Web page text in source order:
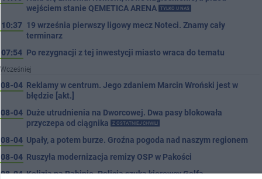
wejściem stanie QEMETICA ARENA
TYLKO U NAS
10:37 19 września pierwszy ligowy mecz Noteci. Znamy cały
terminarz
07:54 Po rezygnacji z tej inwestycji miasto wraca do tematu
Wcześniej
08-04 Reklamy w centrum. Jego zdaniem Marcin Wroński jest w
błędzie [akt.]
08-04 Duże utrudnienia na Dworcowej. Dwa pasy blokowała
przyczepa od ciągnika
Z OSTATNIEJ CHWILI
08-04 Upały, a potem burze. Groźna pogoda nad naszym regionem
08-04 Ruszyła modernizacja remizy OSP w Pakości
08-04 Kolizja na Rąbinie. Policja szuka kierowcy Golfa